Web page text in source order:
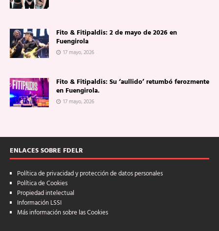
Fito & Fitipaldis: 2 de mayo de 2026 en
Fuengirola
17 mayo, 2026
Fito & Fitipaldis: Su ‘aullido’ retumbó ferozmente
en Fuengirola.
17 mayo, 2026
ENLACES SOBRE FDELR
Política de privacidad y protección de datos personales
Política de Cookies
Propiedad intelectual
Información LSSI
Más información sobre las Cookies